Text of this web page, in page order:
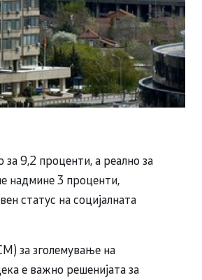
9,2 проценти, а реално за
надмине 3 проценти,
статус на социјалната
за зголемување на
е важно решенијата за